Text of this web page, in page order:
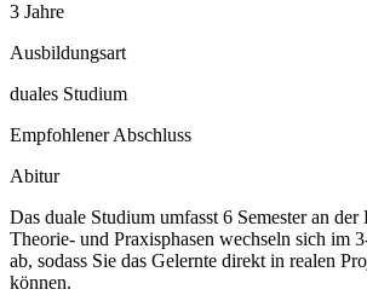
3 Jahre
Ausbildungsart
duales Studium
Empfohlener Abschluss
Abitur
Das duale Studium umfasst 6 Semester an
Theorie- und Praxisphasen wechseln sich im
ab, sodass Sie das Gelernte direkt in realen
können.